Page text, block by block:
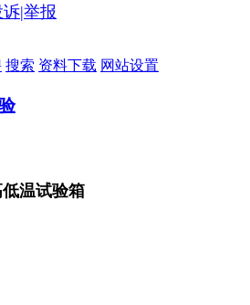
|举报
搜索 资料下载 网站设置
温试验箱